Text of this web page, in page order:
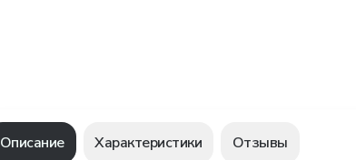
Описание Характеристики Отзывы